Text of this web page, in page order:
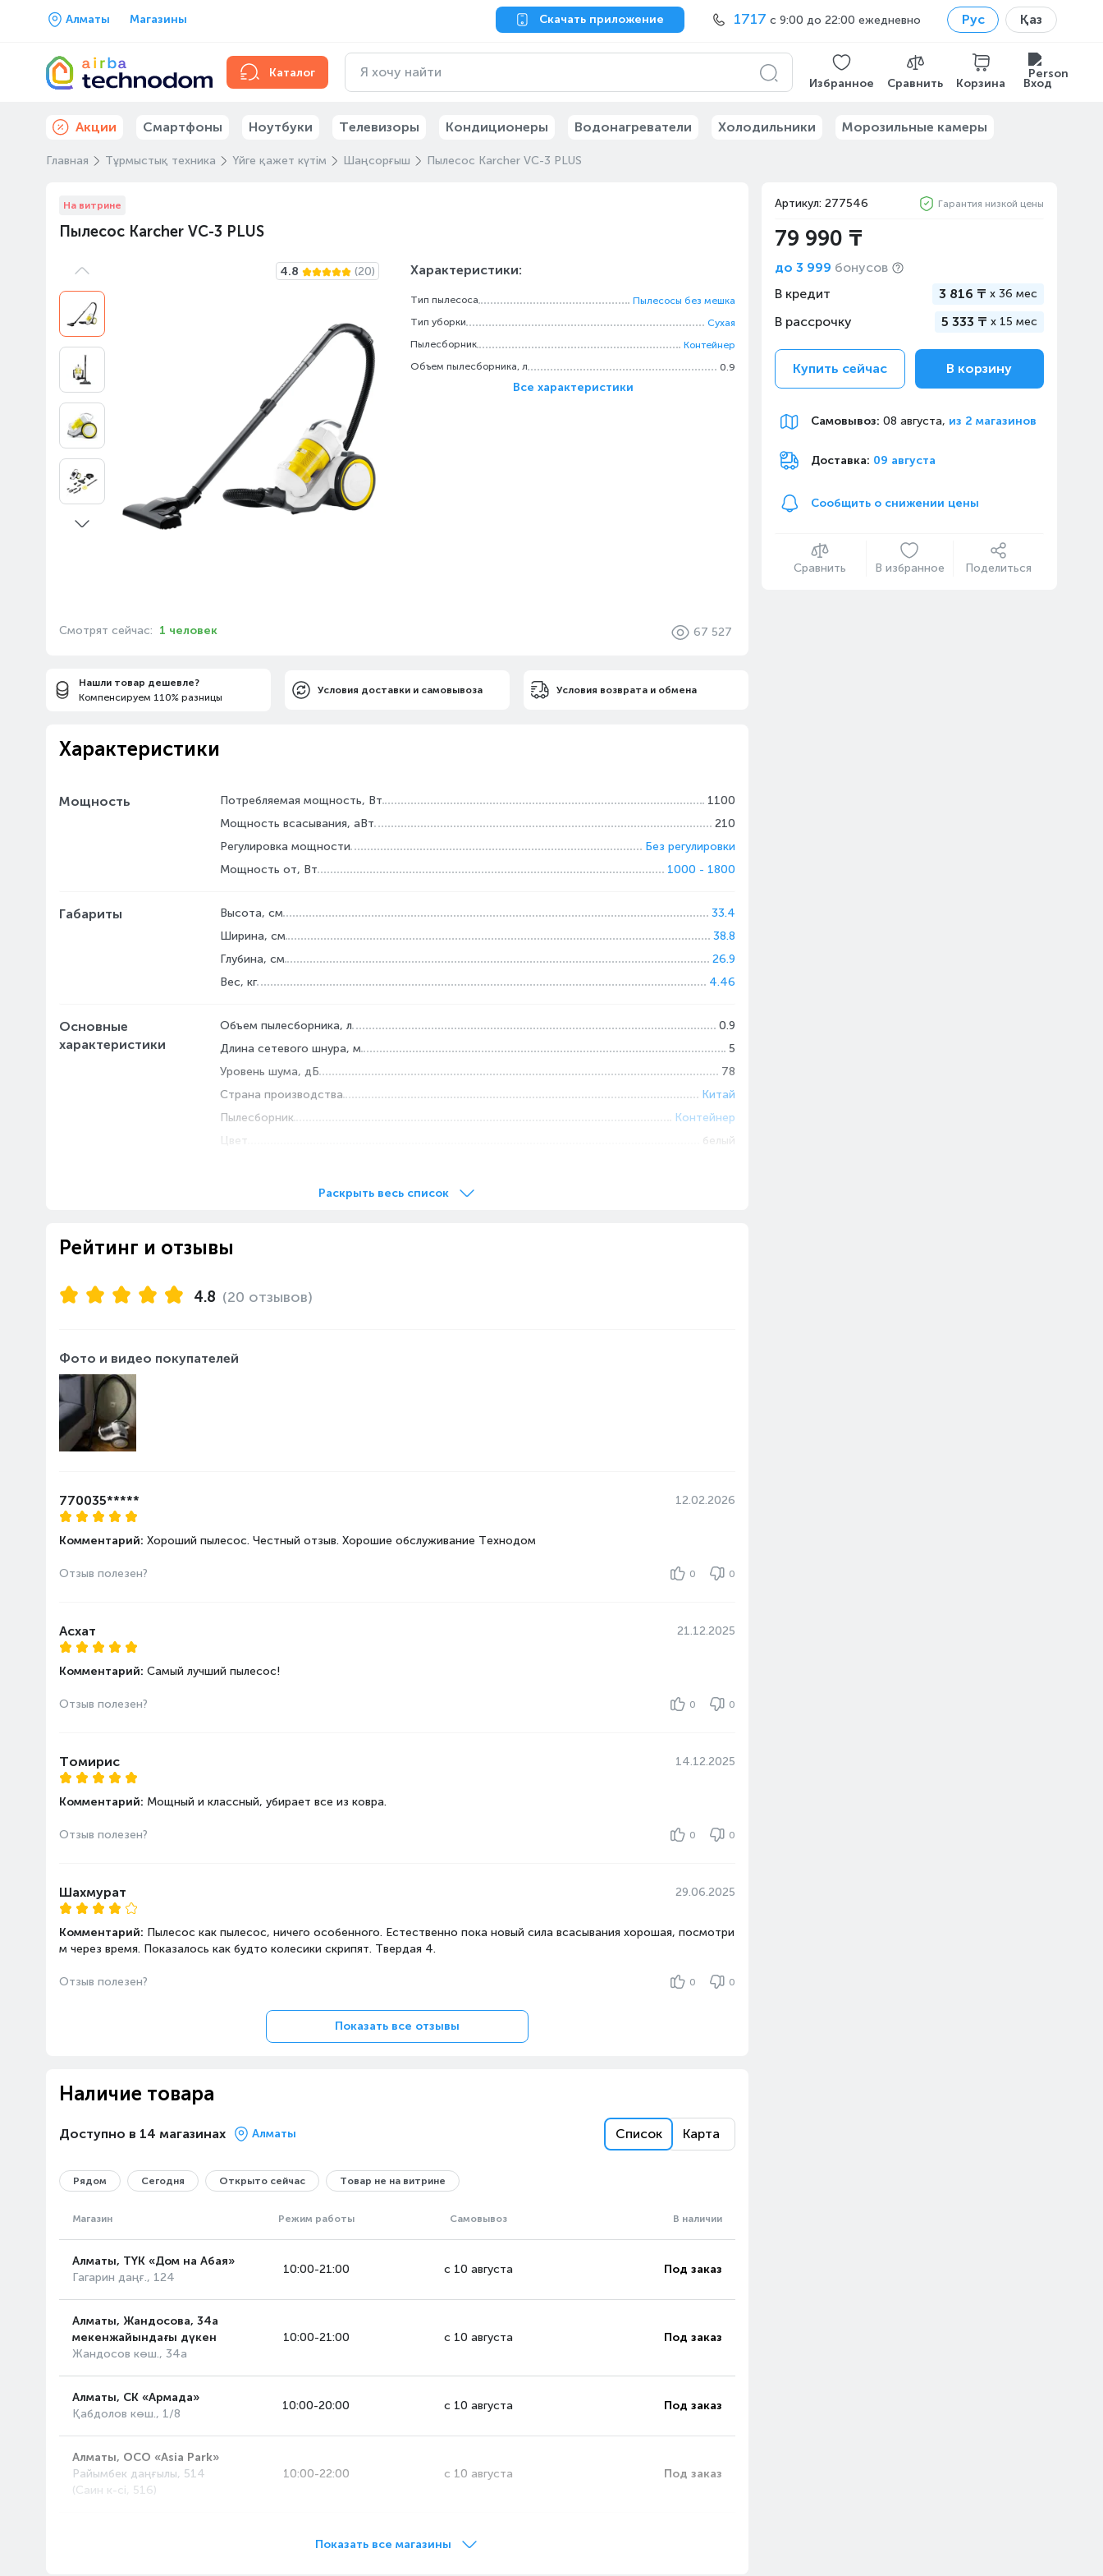
Алматы Магазины Скачать приложение 1717 с 9:00 до 22:00 ежедневно Рус Қаз
Каталог
Избранное Сравнить Корзина Вход
Акции Смартфоны Ноутбуки Телевизоры Кондиционеры Водонагреватели Холодильники Морозильные камеры
Главная Тұрмыстық техника Үйге қажет күтім Шаңсорғыш Пылесос Karcher VC-3 PLUS
На витрине
Пылесос Karcher VC-3 PLUS
4.8 (20) Характеристики:
Тип пылесоса
Пылесосы без мешка
Тип уборки
Сухая
Пылесборник
Контейнер
Объем пылесборника, л
0.9
Все характеристики
Смотрят сейчас: 1 человек 67 527
Артикул: 277546 Гарантия низкой цены
79 990 ₸
до 3 999 бонусов
В кредит
3 816 ₸ x 36 мес
В рассрочку 5 333 ₸ x 15 мес
Купить сейчас В корзину
Самовывоз: 08 августа, из 2 магазинов
Доставка: 09 августа
Сообщить о снижении цены
Сравнить В избранное Поделиться
Нашли товар дешевле?
Компенсируем 110% разницы
Условия доставки и самовывоза Условия возврата и обмена
Характеристики
Мощность Потребляемая мощность, Вт
1100
Мощность всасывания, аВт
210
Регулировка мощности
Без регулировки
Мощность от, Вт
1000 - 1800
Габариты Высота, см
33.4
Ширина, см
38.8
Глубина, см
26.9
Вес, кг
4.46
Основные
характеристики
Объем пылесборника, л
0.9
Длина сетевого шнура, м
5
Уровень шума, дБ
78
Страна производства
Китай
Пылесборник
Контейнер
Цвет
белый
Особенности Функции и особенности
Раскрыть весь список
Рейтинг и отзывы
4.8 (20 отзывов)
Фото и видео покупателей
770035***** 12.02.2026
Комментарий: Хороший пылесос. Честный отзыв. Хорошие обслуживание Технодом
Отзыв полезен? 0 0
Асхат 21.12.2025
Комментарий: Самый лучший пылесос!
Отзыв полезен? 0 0
Томирис 14.12.2025
Комментарий: Мощный и классный, убирает все из ковра.
Отзыв полезен? 0 0
Шахмурат 29.06.2025
Комментарий: Пылесос как пылесос, ничего особенного. Естественно пока новый сила всасывания хорошая, посмотри
м через время. Показалось как будто колесики скрипят. Твердая 4.
Отзыв полезен? 0 0
Показать все отзывы
Наличие товара
Доступно в 14 магазинах Алматы Список Карта
Рядом Сегодня Открыто сейчас Товар не на витрине
Магазин Режим работы Самовывоз В наличии
Алматы, ТҮК «Дом на Абая»
Гагарин даңғ., 124
10:00-21:00 с 10 августа Под заказ
Алматы, Жандосова, 34а
мекенжайындағы дүкен
Жандосов көш., 34а
10:00-21:00 с 10 августа Под заказ
Алматы, СК «Армада»
Қабдолов көш., 1/8
10:00-20:00 с 10 августа Под заказ
Алматы, ОСО «Asia Park»
Райымбек даңғылы, 514
(Саин к-сі, 516)
10:00-22:00 с 10 августа Под заказ
10:00-22:00 Сегодня
Показать все магазины